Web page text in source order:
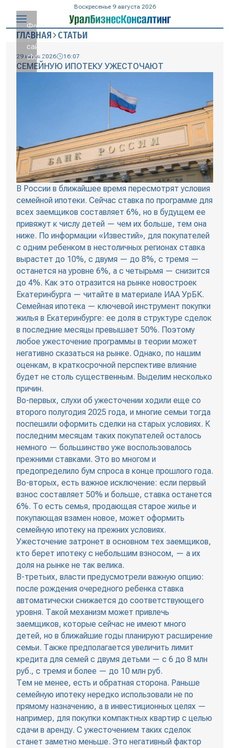
Воскресенье 9 августа 2026
ГЛАВНАЯ СТАТЬИ
29 июня 2026 16:07
СЕМЕЙНУЮ ИПОТЕКУ УЖЕСТОЧАЮТ
Фото
с
сайта
cbr.ru
В России в ближайшее время пересмотрят условия
семейной ипотеки. Сейчас ставка по программе для
всех заемщиков составляет 6%, но в будущем ее
привяжут к числу детей — чем их больше, тем она
ниже. По информации «Известий», для покупателей
с одним ребенком в нестоличных регионах ставка
вырастет до 10%, с двумя — до 8%, с тремя —
останется на уровне 6%, а с четырьмя — снизится
до 4%. Как это отразится на рынке новостроек
Екатеринбурга — читайте в материале ИАА УрБК.
Семейная ипотека — ключевой инструмент покупки
жилья в Екатеринбурге: ее доля в структуре сделок
в последние месяцы превышает 50%. Поэтому
любое ужесточение программы в теории может
негативно сказаться на рынке. Однако, по нашим
оценкам, в краткосрочной перспективе влияние
будет не столь существенным. Выделим несколько
причин.
Во-первых, слухи об ужесточении ходили еще со
второго полугодия 2025 года, и многие семьи тогда
поспешили оформить сделки на старых условиях. К
последним месяцам таких покупателей осталось
немного — большинство уже воспользовалось
прежними ставками. Это во многом и
предопределило бум спроса в конце прошлого года.
Во-вторых, есть важное исключение: если первый
взнос составляет 50% и больше, ставка останется
6%. То есть семья, продающая старое жилье и
покупающая взамен новое, может оформить
семейную ипотеку на прежних условиях.
Ужесточение затронет в основном тех заемщиков,
кто берет ипотеку с небольшим взносом, — а их
доля на рынке не так велика.
В-третьих, власти предусмотрели важную опцию:
после рождения очередного ребенка ставка
автоматически снижается до соответствующего
уровня. Такой механизм может привлечь
заемщиков, которые сейчас не имеют много
детей, но в ближайшие годы планируют расширение
семьи. Также предполагается увеличить лимит
кредита для семей с двумя детьми — с 6 до 8 млн
руб., с тремя и более — до 10 млн руб.
Тем не менее, есть и обратная сторона. Раньше
семейную ипотеку нередко использовали не по
прямому назначению, а в инвестиционных целях —
например, для покупки компактных квартир с целью
сдачи в аренду. С ужесточением таких сделок
станет заметно меньше. Это негативный фактор